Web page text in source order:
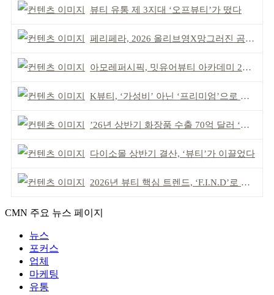
뷰티 유통 제 3지대 ‘오프뷰티’가 떴다
페리페라, 2026 올리브영X망그러진 곰 콜라보
아모레퍼시픽, 밋유어뷰티 아카데미 2기 발대식
K뷰티, ‘가성비’ 아닌 ‘프리미엄’으로 승부걸어야
’26년 상반기 화장품 수출 70억 달러 ‘역대 최고’
다이소몰 상반기 결산, ‘뷰티’가 이끌었다
2026년 뷰티 핵심 트렌드, ‘F.I.N.D’로 읽는다
CMN 주요 뉴스 페이지
뉴스
포커스
업체
마케팅
유통